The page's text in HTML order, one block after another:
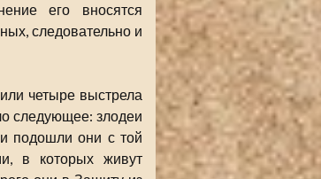
его вносятся
следовательно и
четыре выстрела
следующее: злодеи
подошли они с той
в которых живут